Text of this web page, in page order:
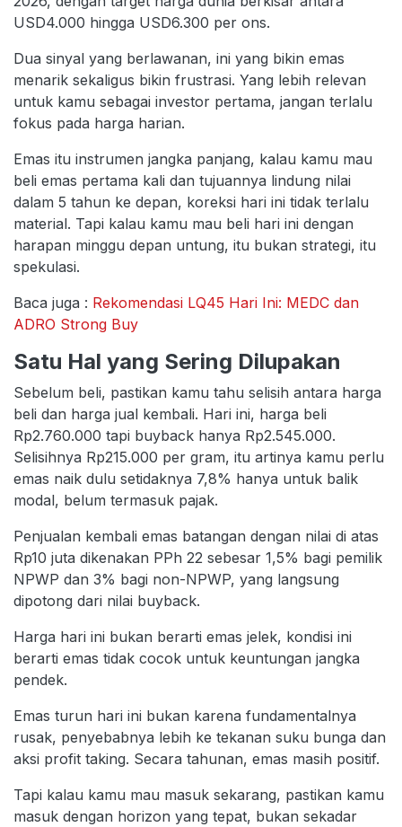
USD4.000 hingga USD6.300 per ons.
Dua sinyal yang berlawanan, ini yang bikin emas
menarik sekaligus bikin frustrasi. Yang lebih relevan
untuk kamu sebagai investor pertama, jangan terlalu
fokus pada harga harian.
Emas itu instrumen jangka panjang, kalau kamu mau
beli emas pertama kali dan tujuannya lindung nilai
dalam 5 tahun ke depan, koreksi hari ini tidak terlalu
material. Tapi kalau kamu mau beli hari ini dengan
harapan minggu depan untung, itu bukan strategi, itu
spekulasi.
Baca juga : Rekomendasi LQ45 Hari Ini: MEDC dan
ADRO Strong Buy
Satu Hal yang Sering Dilupakan
Sebelum beli, pastikan kamu tahu selisih antara harga
beli dan harga jual kembali. Hari ini, harga beli
Rp2.760.000 tapi buyback hanya Rp2.545.000.
Selisihnya Rp215.000 per gram, itu artinya kamu perlu
emas naik dulu setidaknya 7,8% hanya untuk balik
modal, belum termasuk pajak.
Penjualan kembali emas batangan dengan nilai di atas
Rp10 juta dikenakan PPh 22 sebesar 1,5% bagi pemilik
NPWP dan 3% bagi non-NPWP, yang langsung
dipotong dari nilai buyback.
Harga hari ini bukan berarti emas jelek, kondisi ini
berarti emas tidak cocok untuk keuntungan jangka
pendek.
Emas turun hari ini bukan karena fundamentalnya
rusak, penyebabnya lebih ke tekanan suku bunga dan
aksi profit taking. Secara tahunan, emas masih positif.
Tapi kalau kamu mau masuk sekarang, pastikan kamu
masuk dengan horizon yang tepat, bukan sekadar